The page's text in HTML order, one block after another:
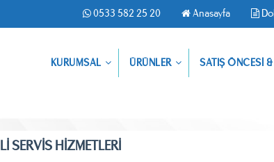
0533 582 25 20 Anasayfa
KURUMSAL ÜRÜNLER SATIŞ ÖNCESİ
SERVİS HİZMETLERİ